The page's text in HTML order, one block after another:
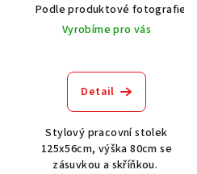
Podle produktové fotografie
Vyrobíme pro vás
Detail
Stylový pracovní stolek
125x56cm, výška 80cm se
zásuvkou a skříňkou.